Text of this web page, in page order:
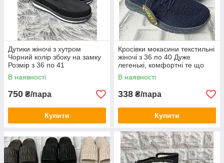
Дутики жіночі з хутром
Чорний колір збоку на замку
Розмір з 36 по 41
В наявності
750 ₴/пара
Купити
Кросівки мокасини текстильні
жіночі з 36 по 40 Дуже
легенькі, комфортні те що
треба на кожний день
В наявності
338 ₴/пара
Купити